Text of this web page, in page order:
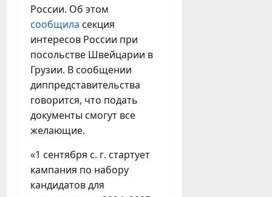
России. Об этом
сообщила секция
интересов России при
посольстве Швейцарии в
Грузии. В сообщении
диппредставительства
говорится, что подать
документы смогут все
желающие.
«1 сентября с. г. стартует
кампания по набору
кандидатов для